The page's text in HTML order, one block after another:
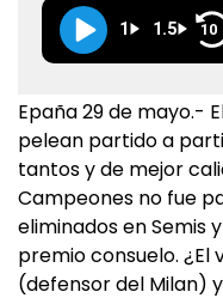
1 1.5 10
Epaña 29 de mayo.-
pelean partido a
tantos y de mejor
Campeones no fue
eliminados en Semis
premio consuelo. ¿El
(defensor del Milan)